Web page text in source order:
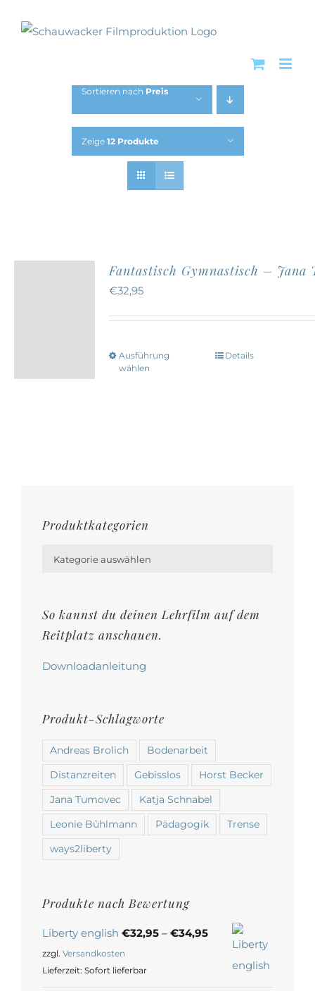
Inhalt
Sortieren nach Preis
Zeige 12 Produkte
Fantastisch Gymnastisch – Jana
€32,95
Ausführung
wählen
Dieses
gewählt
Details
Produktkategorien
Kategorie auswählen
So kannst du deinen Lehrfilm auf dem
Reitplatz anschauen.
Downloadanleitung
Produkt-Schlagworte
Andreas Brolich Bodenarbeit
Distanzreiten Gebisslos Horst Becker
Jana Tumovec Katja Schnabel
Leonie Bühlmann Pädagogik Trense
ways2liberty
Produkte nach Bewertung
Liberty english €32,95 – €34,95
zzgl. Versandkosten
Lieferzeit: Sofort lieferbar